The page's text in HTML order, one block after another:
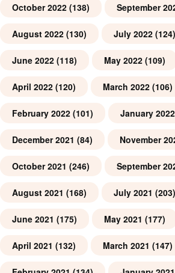
October 2022 (138) September
August 2022 (130) July 2022 (124)
June 2022 (118) May 2022 (109)
April 2022 (120) March 2022 (106)
February 2022 (101) January 2022
December 2021 (84) November
October 2021 (246) September
August 2021 (168) July 2021 (203)
June 2021 (175) May 2021 (177)
April 2021 (132) March 2021 (147)